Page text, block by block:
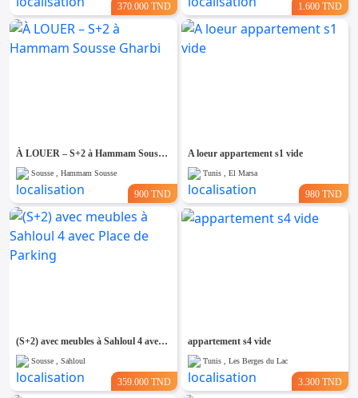
370.000 TND 1.600 TND
À LOUER – S+2 à Hammam Sousse Gharbi
Sousse , Hammam Sousse
900 TND
A loeur appartement s1 vide
Tunis , El Marsa
980 TND
(S+2) avec meubles à Sahloul 4 avec Place de Parking
Sousse , Sahloul
359.000 TND
appartement s4 vide
Tunis , Les Berges du Lac
3.300 TND